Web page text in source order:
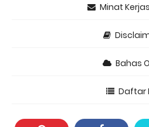
Minat
Bahas
Daftar